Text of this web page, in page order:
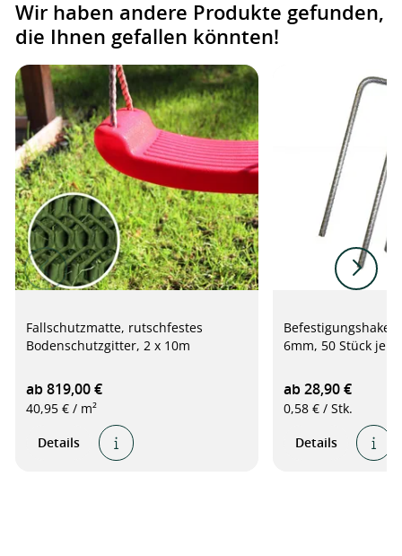
Wir haben andere Produkte gefunden,
die Ihnen gefallen könnten!
Fallschutzmatte, rutschfestes
Bodenschutzgitter, 2 x 10m
ab 819,00 €
40,95 € / m²
Details
6mm, 50 Stück je
ab 28,90 €
0,58 € / Stk.
Details